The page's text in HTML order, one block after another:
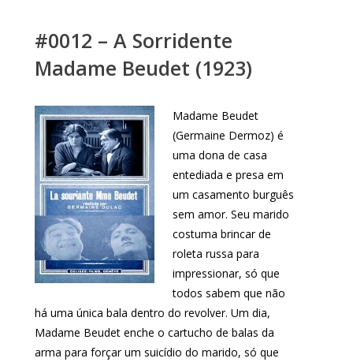
#0012 – A Sorridente
Madame Beudet (1923)
Madame Beudet
(Germaine Dermoz) é
uma dona de casa
entediada e presa em
um casamento burguês
sem amor. Seu marido
costuma brincar de
roleta russa para
impressionar, só que
todos sabem que não
há uma única bala dentro do revolver. Um dia,
Madame Beudet enche o cartucho de balas da
arma para forçar um suicídio do marido, só que